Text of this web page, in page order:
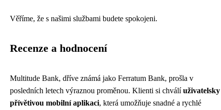
Věříme, že s našimi službami budete spokojeni.
Recenze a hodnocení
Multitude Bank, dříve známá jako Ferratum Bank, prošla v
posledních letech výraznou proměnou. Klienti si chválíuživatelsky
přívětivou mobilní aplikaci, která umožňuje snadné a rychlé